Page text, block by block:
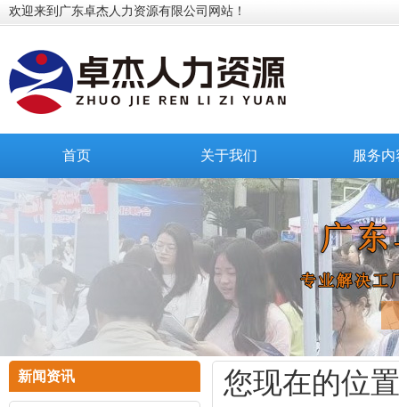
欢迎来到广东卓杰人力资源有限公司网站！
首页 关于我们 服务内
新闻资讯
您现在的位